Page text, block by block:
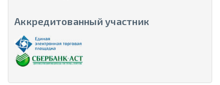
Аккредитованный участник